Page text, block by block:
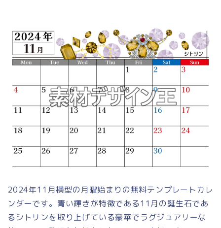
2024年11月横型の月曜始まりの無料テンプレートカレ
ンダーです。青い輝きが特徴である11月の誕生石であ
るシトリンを取り上げている豪華でラグジュアリーな